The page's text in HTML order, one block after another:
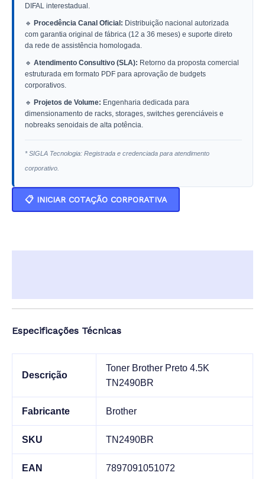
DIFAL interestadual.
🔹 Procedência Canal Oficial: Distribuição nacional autorizada
com garantia original de fábrica (12 a 36 meses) e suporte direto
da rede de assistência homologada.
🔹 Atendimento Consultivo (SLA): Retorno da proposta comercial
estruturada em formato PDF para aprovação de budgets
corporativos.
🔹 Projetos de Volume: Engenharia dedicada para
dimensionamento de racks, storages, switches gerenciáveis e
nobreaks senoidais de alta potência.
* SIGLA Tecnologia: Registrada e credenciada para atendimento
corporativo.
📋 INICIAR COTAÇÃO CORPORATIVA
Especificações Técnicas
Descrição
Toner Brother Preto 4.5K
TN2490BR
Fabricante Brother
SKU TN2490BR
EAN 7897091051072